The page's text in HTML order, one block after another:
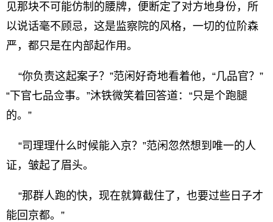
见那块不可能仿制的腰牌，便断定了对方地身份，所
以说话毫不顾忌，这是监察院的风格，一切的位阶森
严，都只是在内部起作用。
“你负责这起案子？”范闲好奇地看着他，“几品官？”
“下官七品佥事。”沐铁微笑着回答道：“只是个跑腿
的。”
“司理理什么时候能入京？”范闲忽然想到唯一的人
证，皱起了眉头。
“那群人跑的快，现在就算截住了，也要过些日子才
能回京都。”